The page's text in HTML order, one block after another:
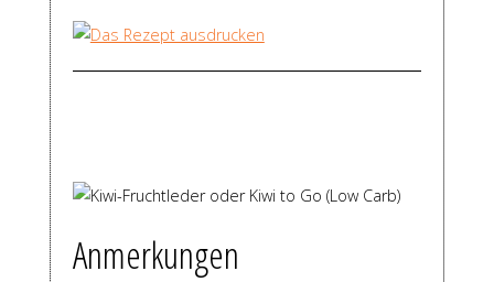
Anmerkungen